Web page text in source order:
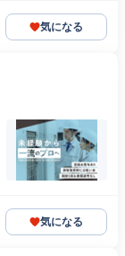
気になる
気になる